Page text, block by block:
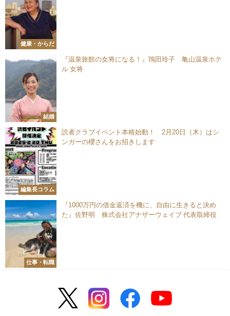
健康・からだ
結婚
『温泉旅館の女将になる！』鴇田玲子 亀山温泉ホテ
ル 女将
編集長コラム
読者クラブイベント本格始動！ 2月20日（木）はシ
ンガーの櫻さんをお招きします
仕事・転職
『1000万円の借金返済を機に、自由に生きると決め
た』佐野明 株式会社アナザーウェイブ 代表取締役